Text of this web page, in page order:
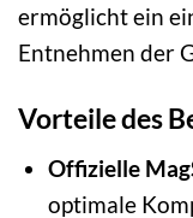
ermöglicht ein
Entnehmen der
Vorteile des
Offizielle
optimale